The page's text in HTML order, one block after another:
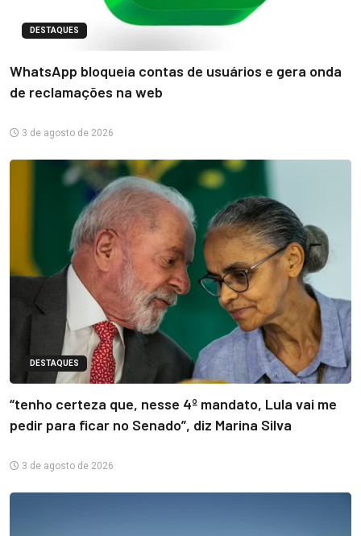
DESTAQUES
WhatsApp bloqueia contas de usuários e gera onda
de reclamações na web
3 de agosto de 2026
DESTAQUES
“tenho certeza que, nesse 4º mandato, Lula vai me
pedir para ficar no Senado”, diz Marina Silva
3 de agosto de 2026